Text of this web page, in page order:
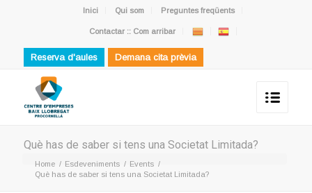
Inici Qui som Preguntes freqüents
Contactar :: Com arribar
Reserva d'aules Demana cita prèvia
Què has de saber si tens una Societat Limitada?
Home / Esdeveniments / Events /
Què has de saber si tens una Societat Limitada?